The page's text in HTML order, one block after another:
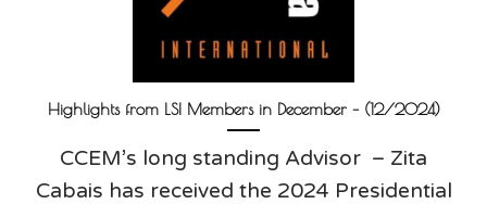
Highlights from LSI Members in December – (12/2024)
CCEM’s long standing Advisor – Zita
Cabais has received the 2024 Presidential